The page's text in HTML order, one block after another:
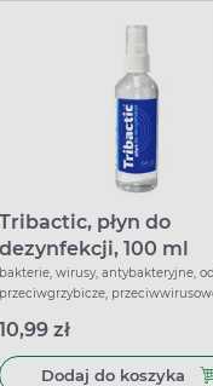
Tribactic, płyn do
dezynfekcji, 100 ml
bakterie, wirusy, antybakteryjne,
przeciwgrzybicze,
10,99 zł
Dodaj do koszyka